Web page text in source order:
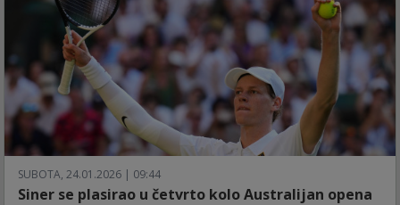
SUBOTA, 24.01.2026 | 09:44
Siner se plasirao u četvrto kolo Australijan opena